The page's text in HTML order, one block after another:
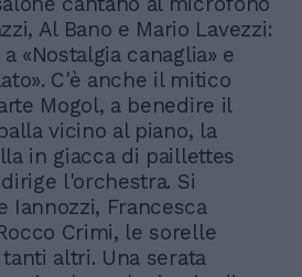
Al Bano e Mario Lavezzi:
«Nostalgia canaglia» e
C'è anche il mitico
Mogol, a benedire il
vicino al piano, la
in giacca di paillettes
l'orchestra. Si
Iannozzi, Francesca
Crimi, le sorelle
altri. Una serata